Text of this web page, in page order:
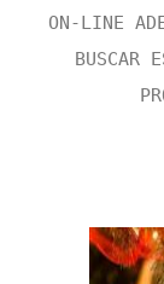
ON-LINE
BUSCAR